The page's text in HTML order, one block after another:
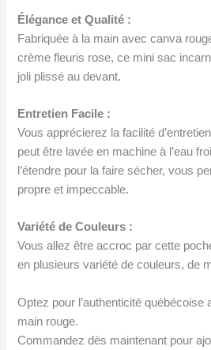
Élégance et Qualité :
Fabriquée à la main avec canva
crème fleuris rose, ce mini sac
joli plissé au devant.
Entretien Facile :
Vous apprécierez la facilité
peut être lavée en machine à l’eau
l’étendre pour la faire sécher, vous
propre et impeccable.
Variété de Couleurs :
Vous allez être accroc par cette
en plusieurs variété de couleurs, de
Optez pour l’authenticité québécoise
main rouge.
Commandez dès maintenant pour